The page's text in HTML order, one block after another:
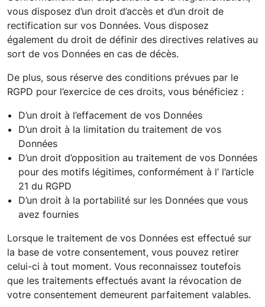
vous disposez d’un droit d’accès et d’un droit de
rectification sur vos Données. Vous disposez
également du droit de définir des directives relatives au
sort de vos Données en cas de décès.
De plus, sous réserve des conditions prévues par le
RGPD pour l’exercice de ces droits, vous bénéficiez :
D’un droit à l’effacement de vos Données
D’un droit à la limitation du traitement de vos
Données
D’un droit d’opposition au traitement de vos Données
pour des motifs légitimes, conformément à l’ l’article
21 du RGPD
D’un droit à la portabilité sur les Données que vous
avez fournies
Lorsque le traitement de vos Données est effectué sur
la base de votre consentement, vous pouvez retirer
celui-ci à tout moment. Vous reconnaissez toutefois
que les traitements effectués avant la révocation de
votre consentement demeurent parfaitement valables.